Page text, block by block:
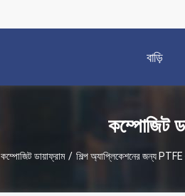
বাড়ি
কম্পোজিট
কম্পোজিট ডায়াফ্রাম / শিল্প অ্যাপ্লিকেশনের জন্য